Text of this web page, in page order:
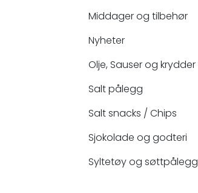
Middager og tilbehør
Nyheter
Olje, Sauser og krydder
Salt pålegg
Salt snacks / Chips
Sjokolade og godteri
Syltetøy og søttpålegg